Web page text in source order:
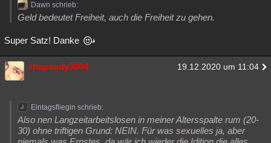
Dawn schrieb:
Geld bedeutet Freiheit, auch die Freiheit zu gehen.
Super Satz! Danke
rhapsody3004 19.12.2020 um 11:04
Eintagsfliegin schrieb:
Also nen Langzeitarbeitslosen in meiner Altersspalte rum (20-
30) ohne triftigen Grund: NEIN. Für was sexuelles ja, aber